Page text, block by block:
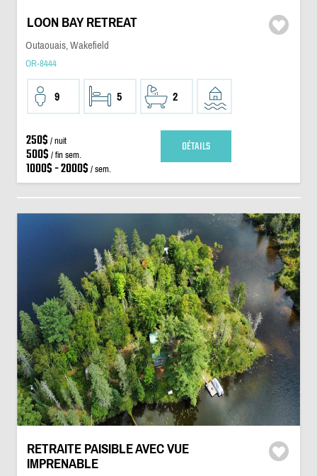
LOON BAY RETREAT
Outaouais, Wakefield
OR-8444
9 5 2
250$ / nuit
500$ / fin sem.
1000$ - 2000$ / sem.
DÉTAILS
RETRAITE PAISIBLE AVEC VUE
IMPRENABLE